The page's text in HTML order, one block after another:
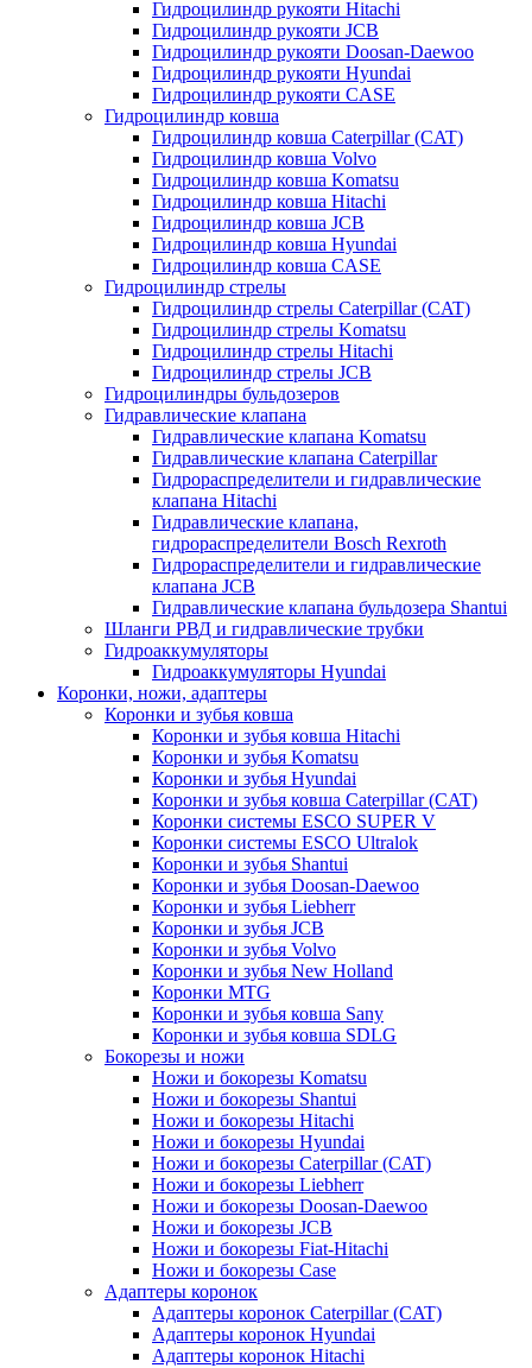
Гидроцилиндр рукояти Hitachi
Гидроцилиндр рукояти JCB
Гидроцилиндр рукояти Doosan-Daewoo
Гидроцилиндр рукояти Hyundai
Гидроцилиндр рукояти CASE
Гидроцилиндр ковша
Гидроцилиндр ковша Caterpillar (CAT)
Гидроцилиндр ковша Volvo
Гидроцилиндр ковша Komatsu
Гидроцилиндр ковша Hitachi
Гидроцилиндр ковша JCB
Гидроцилиндр ковша Hyundai
Гидроцилиндр ковша CASE
Гидроцилиндр стрелы
Гидроцилиндр стрелы Caterpillar (CAT)
Гидроцилиндр стрелы Komatsu
Гидроцилиндр стрелы Hitachi
Гидроцилиндр стрелы JCB
Гидроцилиндры бульдозеров
Гидравлические клапана
Гидравлические клапана Komatsu
Гидравлические клапана Caterpillar
Гидрораспределители и гидравлические
клапана Hitachi
Гидравлические клапана,
гидрораспределители Bosch Rexroth
Гидрораспределители и гидравлические
клапана JCB
Гидравлические клапана бульдозера Shantui
Шланги РВД и гидравлические трубки
Гидроаккумуляторы
Гидроаккумуляторы Hyundai
Коронки, ножи, адаптеры
Коронки и зубья ковша
Коронки и зубья ковша Hitachi
Коронки и зубья Komatsu
Коронки и зубья Hyundai
Коронки и зубья ковша Caterpillar (CAT)
Коронки системы ESCO SUPER V
Коронки системы ESCO Ultralok
Коронки и зубья Shantui
Коронки и зубья Doosan-Daewoo
Коронки и зубья Liebherr
Коронки и зубья JCB
Коронки и зубья Volvo
Коронки и зубья New Holland
Коронки MTG
Коронки и зубья ковша Sany
Коронки и зубья ковша SDLG
Бокорезы и ножи
Ножи и бокорезы Komatsu
Ножи и бокорезы Shantui
Ножи и бокорезы Hitachi
Ножи и бокорезы Hyundai
Ножи и бокорезы Caterpillar (CAT)
Ножи и бокорезы Liebherr
Ножи и бокорезы Doosan-Daewoo
Ножи и бокорезы JCB
Ножи и бокорезы Fiat-Hitachi
Ножи и бокорезы Case
Адаптеры коронок
Адаптеры коронок Caterpillar (CAT)
Адаптеры коронок Hyundai
Адаптеры коронок Hitachi